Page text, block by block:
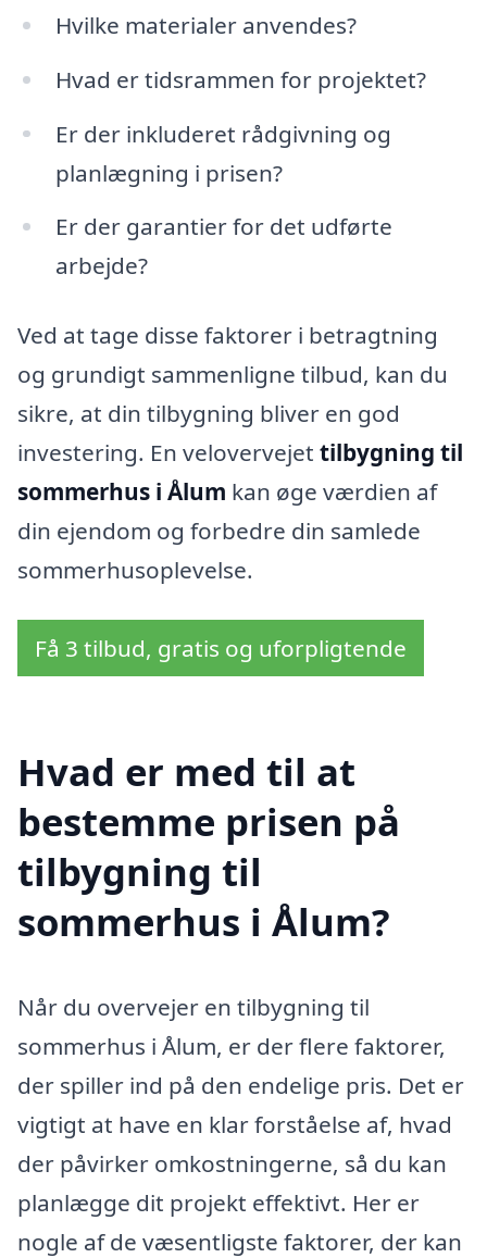
Hvilke materialer anvendes?
Hvad er tidsrammen for projektet?
Er der inkluderet rådgivning og
planlægning i prisen?
Er der garantier for det udførte
arbejde?
Ved at tage disse faktorer i betragtning
og grundigt sammenligne tilbud, kan du
sikre, at din tilbygning bliver en god
investering. En velovervejet tilbygning til
sommerhus i Ålum kan øge værdien af
din ejendom og forbedre din samlede
sommerhusoplevelse.
Få 3 tilbud, gratis og uforpligtende
Hvad er med til at
bestemme prisen på
tilbygning til
sommerhus i Ålum?
Når du overvejer en tilbygning til
sommerhus i Ålum, er der flere faktorer,
der spiller ind på den endelige pris. Det er
vigtigt at have en klar forståelse af, hvad
der påvirker omkostningerne, så du kan
planlægge dit projekt effektivt. Her er
nogle af de væsentligste faktorer, der kan